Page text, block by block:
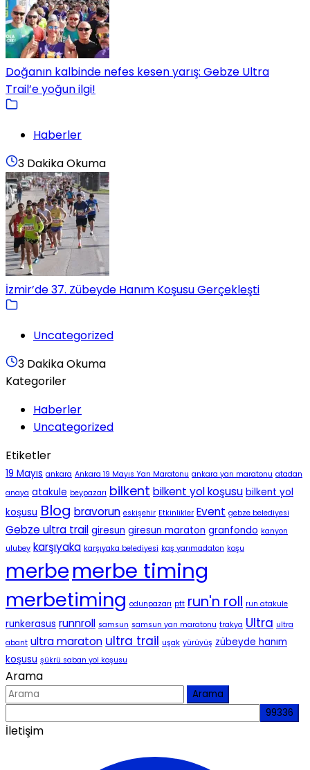
Doğanın kalbinde nefes kesen yarış: Gebze Ultra
Trail’e yoğun ilgi!
Haberler
3 Dakika Okuma
İzmir’de 37. Zübeyde Hanım Koşusu Gerçekleşti
Uncategorized
3 Dakika Okuma
Kategoriler
Haberler
Uncategorized
Etiketler
19 Mayıs ankara Ankara 19 Mayıs Yarı Maratonu ankara yarı maratonu atadan
anaya atakule beypazarı bilkent bilkent yol koşusu bilkent yol
koşusu Blog bravorun eskişehir Etkinlikler Event gebze belediyesi
Gebze ultra trail giresun giresun maraton granfondo kanyon
ulubey karşıyaka karşıyaka belediyesi kaş yarımadaton koşu
merbemerbe timing
merbetiming odunpazarı ptt run'n roll run atakule
runkerasus runnroll samsun samsun yarı maratonu trakya Ultra ultra
abant ultra maraton ultra trail uşak yürüyüş zübeyde hanım
koşusu şükrü saban yol koşusu
Arama
Arama
İletişim